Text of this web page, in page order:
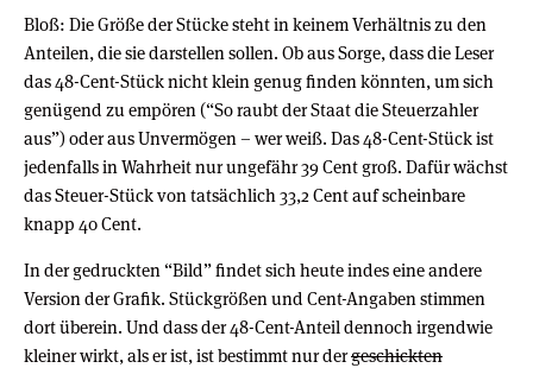
Bloß: Die Größe der Stücke steht in keinem Verhältnis zu den
Anteilen, die sie darstellen sollen. Ob aus Sorge, dass die Leser
das 48-Cent-Stück nicht klein genug finden könnten, um sich
genügend zu empören (“So raubt der Staat die Steuerzahler
aus”) oder aus Unvermögen – wer weiß. Das 48-Cent-Stück ist
jedenfalls in Wahrheit nur ungefähr 39 Cent groß. Dafür wächst
das Steuer-Stück von tatsächlich 33,2 Cent auf scheinbare
knapp 40 Cent.
In der gedruckten “Bild” findet sich heute indes eine andere
Version der Grafik. Stückgrößen und Cent-Angaben stimmen
dort überein. Und dass der 48-Cent-Anteil dennoch irgendwie
kleiner wirkt, als er ist, ist bestimmt nur dergeschickten